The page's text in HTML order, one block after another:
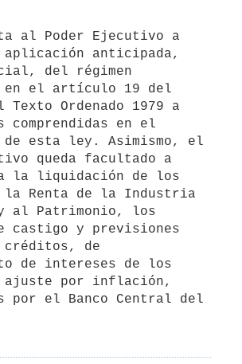
anticipada,
del régimen
en el artículo 19 del
Ordenado 1979 a
comprendidas en el
esta ley. Asimismo, el
queda facultado a
la liquidación de los
la Renta de la Industria
y al Patrimonio, los
castigo y previsiones
créditos, de
de intereses de los
ajuste por inflación,
por el Banco Central del